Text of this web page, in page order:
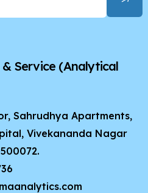
Service (Analytical
Sahrudhya Apartments,
Vivekananda Nagar